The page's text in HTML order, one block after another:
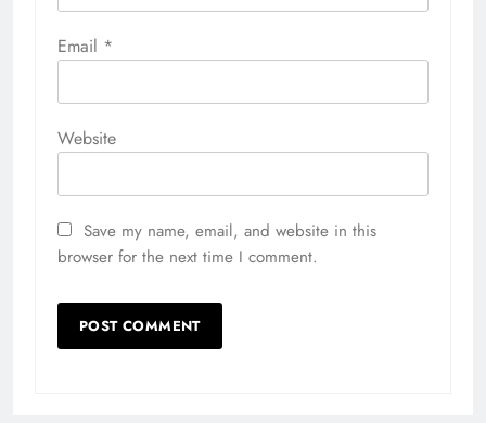
Email *
Website
Save my name, email, and website in this
browser for the next time I comment.